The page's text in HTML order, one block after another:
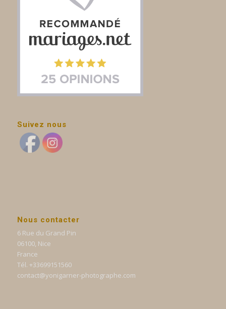
Suivez nous
Nous contacter
6 Rue du Grand Pin
06100, Nice
France
Tél. +33699151560
contact@yonigarner-photographe.com